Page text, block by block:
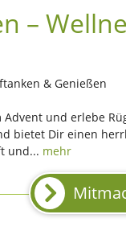
–
& Genießen
und erlebe
bietet Dir einen
und... mehr